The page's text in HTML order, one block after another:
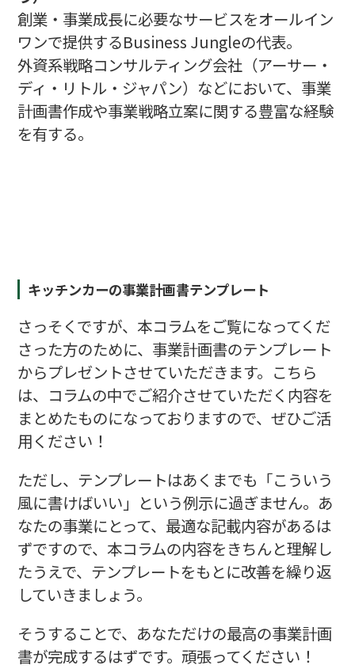
創業・事業成長に必要なサービスをオールイン
ワンで提供するBusiness Jungleの代表。
外資系戦略コンサルティング会社（アーサー・
ディ・リトル・ジャパン）などにおいて、事業
計画書作成や事業戦略立案に関する豊富な経験
を有する。
キッチンカーの事業計画書テンプレート
さっそくですが、本コラムをご覧になってくだ
さった方のために、事業計画書のテンプレート
からプレゼントさせていただきます。こちら
は、コラムの中でご紹介させていただく内容を
まとめたものになっておりますので、ぜひご活
用ください！
ただし、テンプレートはあくまでも「こういう
風に書けばいい」という例示に過ぎません。あ
なたの事業にとって、最適な記載内容があるは
ずですので、本コラムの内容をきちんと理解し
たうえで、テンプレートをもとに改善を繰り返
していきましょう。
そうすることで、あなただけの最高の事業計画
書が完成するはずです。頑張ってください！